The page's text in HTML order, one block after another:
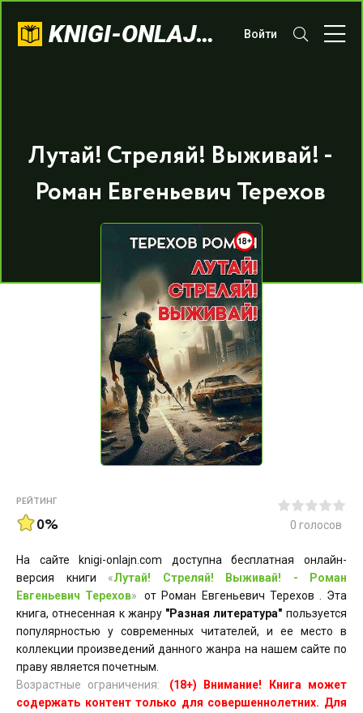
KNIGI-ONLAJN.COM Войти
Лутай! Стреляй! Выживай! -
Роман Евгеньевич Терехов
РЕЙТИНГ
0% 0 голосов
На сайте knigi-onlajn.com доступна бесплатная онлайн-
версия книги «Лутай! Стреляй! Выживай! - Роман
Евгеньевич Терехов»
от Роман Евгеньевич Терехов . Эта
книга, отнесенная к жанру "Разная литература" пользуется
популярностью у современных читателей, и ее место в
коллекции произведений данного жанра на нашем сайте по
праву является почетным.
Возрастные ограничения:
(18+) Внимание! Книга может
содержать контент только для совершеннолетних. Для